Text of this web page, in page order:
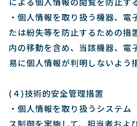
による個人情報の閲覧を防止す
・個人情報を取り扱う機器、電
たは紛失等を防止するための措
内の移動を含め、当該機器、電
易に個人情報が判明しないよう
(４)技術的安全管理措置
・個人情報を取り扱うシステム
ス制御を実施して、担当者およ